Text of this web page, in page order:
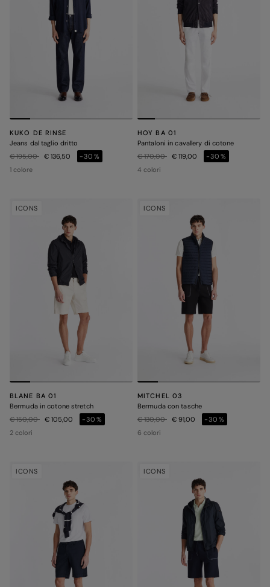
KUKO DE RINSE
Jeans dal taglio dritto
Prezzo ridotto da
€ 195,00a € 136,50
-30%
1 colore
HOY BA 01
Pantaloni in cavallery di cotone
Prezzo ridotto da
€ 170,00a € 119,00
-30%
4 colori
ICONS
BLANE BA 01
Bermuda in cotone stretch
Prezzo ridotto da
€ 150,00a € 105,00
-30%
2 colori
ICONS
MITCHEL 03
Bermuda con tasche
Prezzo ridotto da
€ 130,00a € 91,00
-30%
6 colori
ICONS ICONS